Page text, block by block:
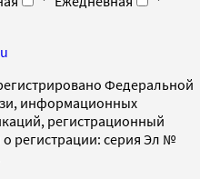
Федеральной
информационных
регистрационный
регистрации: серия Эл №